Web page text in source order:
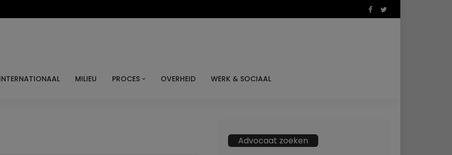
INTERNATIONAAL MILIEU PROCES OVERHEID WERK & SOCIAAL
Advocaat zoeken